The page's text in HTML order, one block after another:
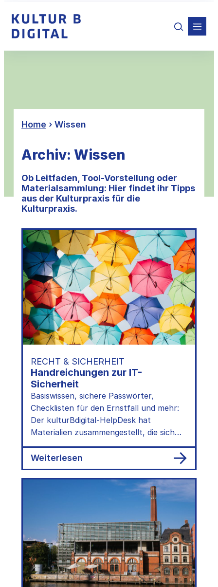
Inhalt
springen
Home › Wissen
Archiv: Wissen
Ob Leitfaden, Tool-Vorstellung oder
Materialsammlung: Hier findet ihr Tipps
aus der Kulturpraxis für die
Kulturpraxis.
RECHT & SICHERHEIT
Handreichungen zur IT-
Sicherheit
Basiswissen, sichere Passwörter,
Checklisten für den Ernstfall und mehr:
Der kulturBdigital-HelpDesk hat
Materialien zusammengestellt, die sich
für euer Intranet oder zur Vorbereitung
von Schulungen eignen.
Weiterlesen
Handreichungen